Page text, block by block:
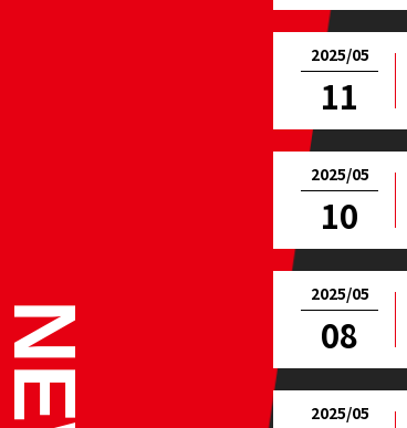
2025/05
11
2025/05
10
2025/05
08
2025/05